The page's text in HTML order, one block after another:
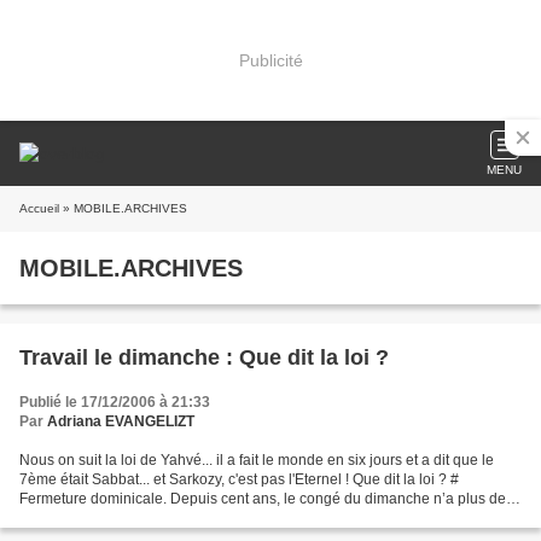
Publicité
MENU
Accueil » MOBILE.ARCHIVES
MOBILE.ARCHIVES
Travail le dimanche : Que dit la loi ?
Publié le 17/12/2006 à 21:33
Par Adriana EVANGELIZT
Nous on suit la loi de Yahvé... il a fait le monde en six jours et a dit que le
7ème était Sabbat... et Sarkozy, c'est pas l'Eternel ! Que dit la loi ? #
Fermeture dominicale. Depuis cent ans, le congé du dimanche n’a plus de